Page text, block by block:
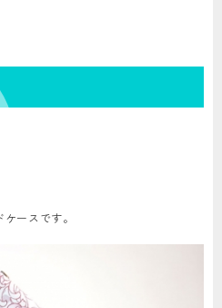
ースです。